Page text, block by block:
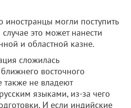
иностранцы могли поступить
это может нанести
и областной казне.
сложилась
восточного
также не владеют
языками, из-за чего
И если индийские